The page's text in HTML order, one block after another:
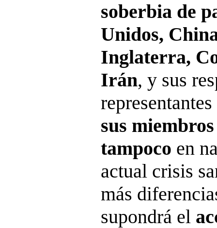
soberbia de
Unidos,
Inglaterra,
Irán, y sus
sus
tampoco en
actual crisis
más
supondrá el